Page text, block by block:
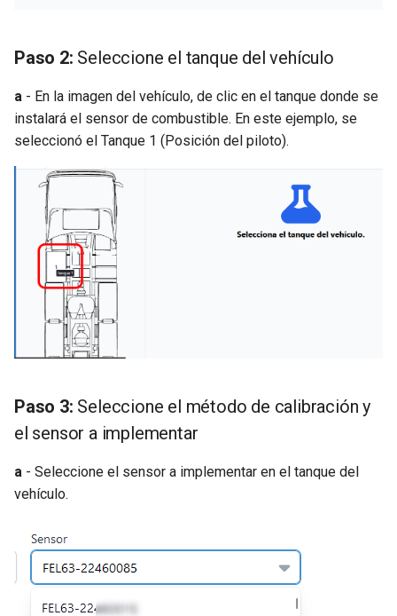
Paso 2: Seleccione el tanque del vehículo
a - En la imagen del vehículo, de clic en el tanque donde se
instalará el sensor de combustible. En este ejemplo, se
seleccionó el Tanque 1 (Posición del piloto).
Paso 3: Seleccione el método de calibración y
el sensor a implementar
a - Seleccione el sensor a implementar en el tanque del
vehículo.